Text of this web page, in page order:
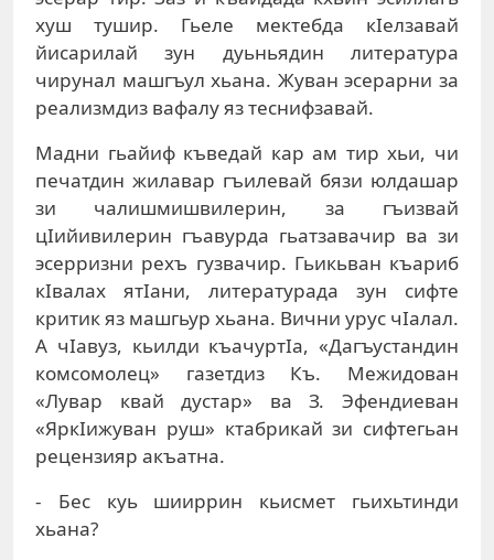
хуш тушир. Гьеле мектебда кIелзавай
йисарилай зун дуьньядин литература
чирунал машгъул хьана. Жуван эсерарни за
реализмдиз вафалу яз теснифзавай.
Мадни гьайиф къведай кар ам тир хьи, чи
печатдин жилавар гъилевай бязи юлдашар
зи чалишмишвилерин, за гъизвай
цIийивилерин гъавурда гьатзавачир ва зи
эсерризни рехъ гузвачир. Гьикьван къариб
кIвалах ятIани, литературада зун сифте
критик яз машгьур хьана. Вични урус чIалал.
А чIавуз, кьилди къачуртIа, «Дагъустандин
комсомолец» газетдиз Къ. Межидован
«Лувар квай дустар» ва З. Эфендиеван
«ЯркIижуван руш» ктабрикай зи сифтегьан
рецензияр акъатна.
- Бес куь шииррин кьисмет гьихьтинди
хьана?